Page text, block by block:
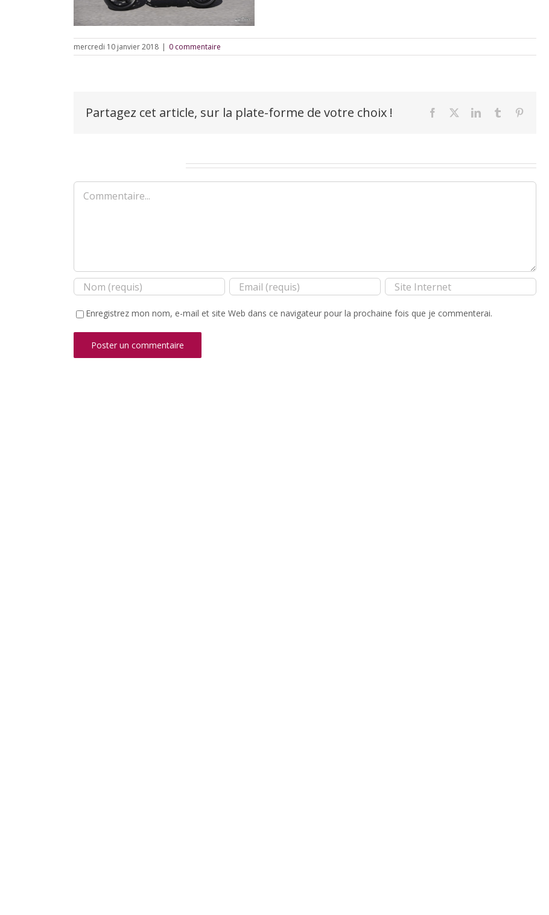
mercredi 10 janvier 2018 | 0 commentaire
Partagez cet article, sur la plate-forme de votre choix ! Facebook LinkedInTumblr
Commentaire
Enregistrez mon nom, e-mail et site Web dans ce navigateur pour la prochaine fois que je commenterai.